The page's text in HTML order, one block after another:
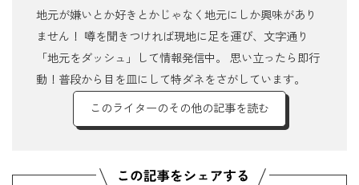
地元が嫌いとか好きとかじゃなく地元にしか興味があり
ません！ 噂を聞きつければ現地に足を運び、文字通り
「地元をダッシュ」して情報発信中。 思い立ったら即行
動！普段から目を皿にして特ダネをさがしています。
このライターのその他の記事を読む